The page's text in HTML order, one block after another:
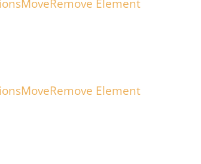
MoveRemove Element
MoveRemove Element